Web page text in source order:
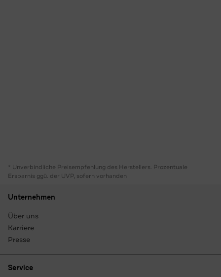
* Unverbindliche Preisempfehlung des Herstellers. Prozentuale
Ersparnis ggü. der UVP, sofern vorhanden
Unternehmen
Über uns
Karriere
Presse
Service